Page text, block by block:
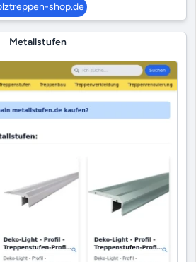
shop.de
Metallstufen